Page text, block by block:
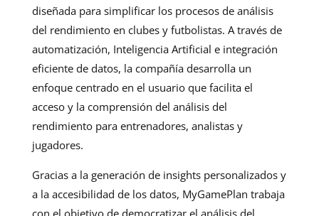
diseñada para simplificar los procesos de análisis
del rendimiento en clubes y futbolistas. A través de
automatización, Inteligencia Artificial e integración
eficiente de datos, la compañía desarrolla un
enfoque centrado en el usuario que facilita el
acceso y la comprensión del análisis del
rendimiento para entrenadores, analistas y
jugadores.
Gracias a la generación de insights personalizados y
a la accesibilidad de los datos, MyGamePlan trabaja